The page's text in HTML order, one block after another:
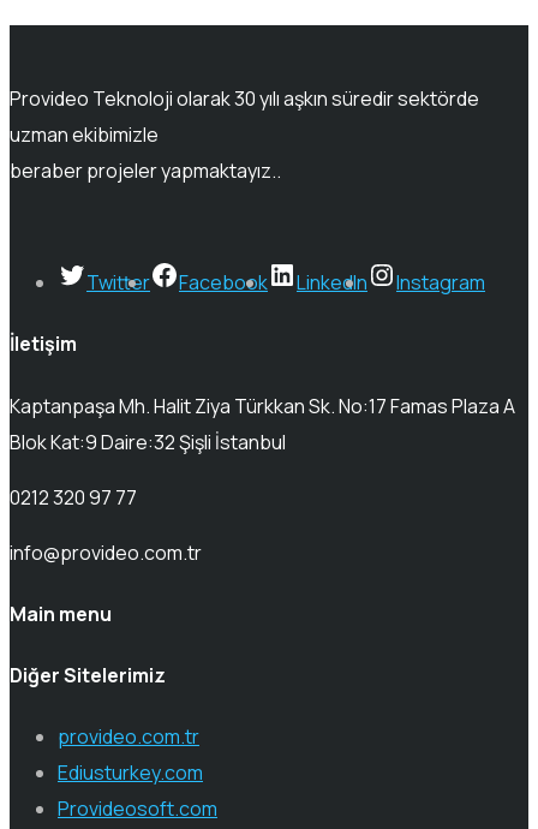
Provideo Teknoloji olarak 30 yılı aşkın süredir sektörde
uzman ekibimizle
beraber projeler yapmaktayız..
Twitter Facebook LinkedIn Instagram
İletişim
Kaptanpaşa Mh. Halit Ziya Türkkan Sk. No:17 Famas Plaza A
Blok Kat:9 Daire:32 Şişli İstanbul
0212 320 97 77
info@provideo.com.tr
Main menu
Diğer Sitelerimiz
provideo.com.tr
Ediusturkey.com
Provideosoft.com